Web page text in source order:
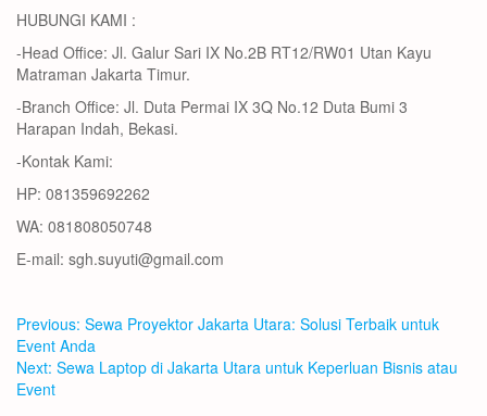
HUBUNGI KAMI :
-Head Office: Jl. Galur Sari IX No.2B RT12/RW01 Utan Kayu
Matraman Jakarta Timur.
-Branch Office: Jl. Duta Permai IX 3Q No.12 Duta Bumi 3
Harapan Indah, Bekasi.
-Kontak Kami:
HP: 081359692262
WA: 081808050748
E-mail: sgh.suyuti@gmail.com
Navigasi
pos
Previous: Previous
post:
Sewa Proyektor Jakarta Utara: Solusi Terbaik untuk
Event Anda
Next: Next
Sewa Laptop di Jakarta Utara untuk Keperluan Bisnis atau
Event